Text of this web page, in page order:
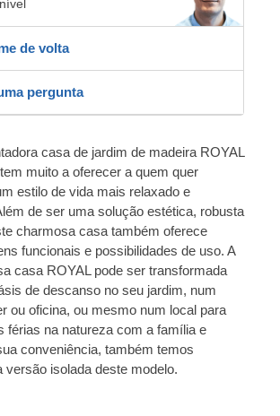
de volta
pergunta
casa de jardim de madeira ROYAL
muito a oferecer a quem quer
estilo de vida mais relaxado e
de ser uma solução estética, robusta
charmosa casa também oferece
funcionais e possibilidades de uso. A
casa ROYAL pode ser transformada
de descanso no seu jardim, num
ou oficina, ou mesmo num local para
férias na natureza com a família e
conveniência, também temos
versão isolada deste modelo.